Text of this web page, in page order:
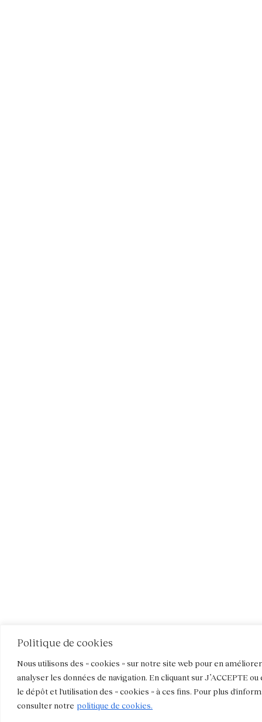
Politique de cookies
Nous utilisons des « cookies » sur notre site web pour en
analyser les données de navigation. En cliquant sur J’ACCEPTE
le dépôt et l'utilisation des « cookies » à ces fins. Pour plus
consulter notre politique de cookies.